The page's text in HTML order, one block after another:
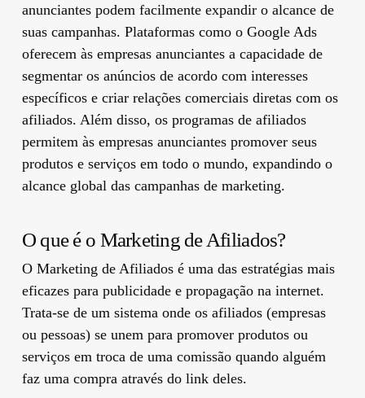
anunciantes podem facilmente expandir o alcance de
suas campanhas. Plataformas como o Google Ads
oferecem às empresas anunciantes a capacidade de
segmentar os anúncios de acordo com interesses
específicos e criar relações comerciais diretas com os
afiliados. Além disso, os programas de afiliados
permitem às empresas anunciantes promover seus
produtos e serviços em todo o mundo, expandindo o
alcance global das campanhas de marketing.
O que é o Marketing de Afiliados?
O Marketing de Afiliados é uma das estratégias mais
eficazes para publicidade e propagação na internet.
Trata-se de um sistema onde os afiliados (empresas
ou pessoas) se unem para promover produtos ou
serviços em troca de uma comissão quando alguém
faz uma compra através do link deles.